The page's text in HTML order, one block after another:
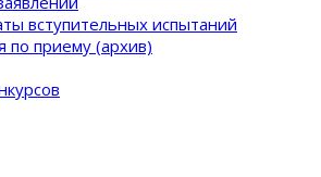
вступительных испытаний
по приему (архив)